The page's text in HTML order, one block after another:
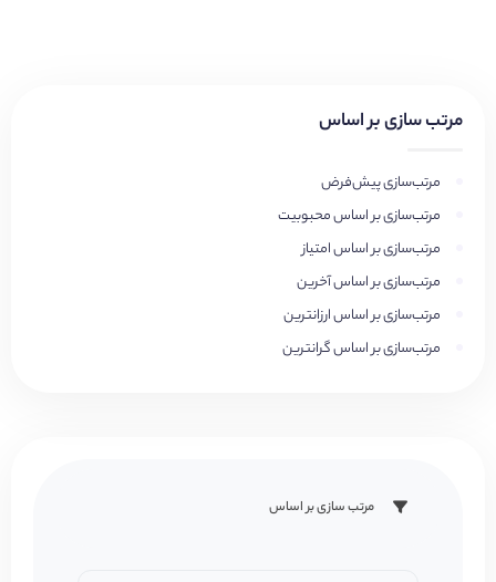
مرتب سازی بر اساس
مرتب‌سازی پیش‌فرض
مرتب‌سازی بر اساس محبوبیت
مرتب‌سازی بر اساس امتیاز
مرتب‌سازی بر اساس آخرین
مرتب‌سازی بر اساس ارزانترین
مرتب‌سازی بر اساس گرانترین
مرتب سازی بر اساس